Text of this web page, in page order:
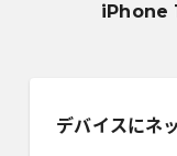
iPhone
デバイスにネ